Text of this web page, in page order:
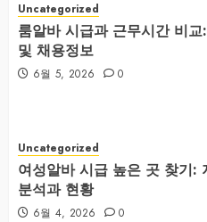
Uncategorized
룸알바 시급과 근무시간 비
및 채용정보
6월 5, 2026 0
Uncategorized
여성알바 시급 높은 곳 찾기:
분석과 현황
6월 4, 2026 0